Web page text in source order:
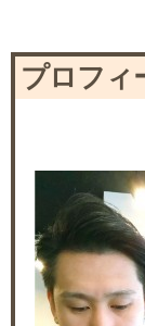
プロフィ